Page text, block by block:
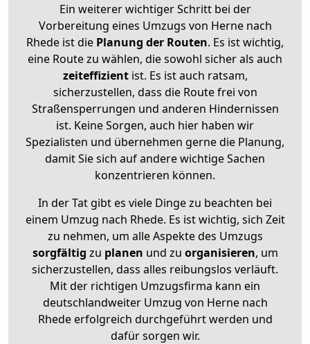
Ein weiterer wichtiger Schritt bei der
Vorbereitung eines Umzugs von Herne nach
Rhede ist die Planung der Routen. Es ist wichtig,
eine Route zu wählen, die sowohl sicher als auch
zeiteffizientist. Es ist auch ratsam,
sicherzustellen, dass die Route frei von
Straßensperrungen und anderen Hindernissen
ist. Keine Sorgen, auch hier haben wir
Spezialisten und übernehmen gerne die Planung,
damit Sie sich auf andere wichtige Sachen
konzentrieren können.
In der Tat gibt es viele Dinge zu beachten bei
einem Umzug nach Rhede. Es ist wichtig, sich Zeit
zu nehmen, um alle Aspekte des Umzugs
sorgfältig zu planen und zu organisieren, um
sicherzustellen, dass alles reibungslos verläuft.
Mit der richtigen Umzugsfirma kann ein
deutschlandweiter Umzug von Herne nach
Rhede erfolgreich durchgeführt werden und
dafür sorgen wir.